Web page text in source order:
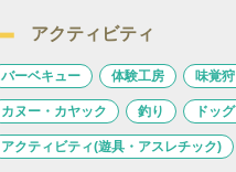
アクティビティ
バーベキュー 体験工房 味覚狩
カヌー・カヤック 釣り ドッ
アクティビティ(遊具・アスレチック)